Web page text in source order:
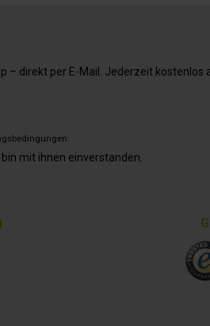
– direkt per E-Mail. Jederzeit kostenlos
.
mit ihnen einverstanden.